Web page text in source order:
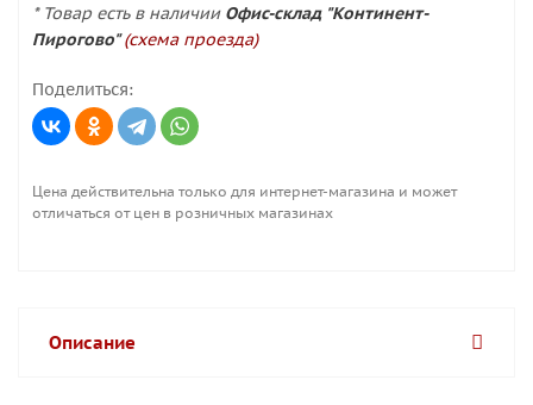
* Товар есть в наличии Офис-склад "Континент-
Пирогово"(схема проезда)
Поделиться:
Цена действительна только для интернет-магазина и может
отличаться от цен в розничных магазинах
Описание